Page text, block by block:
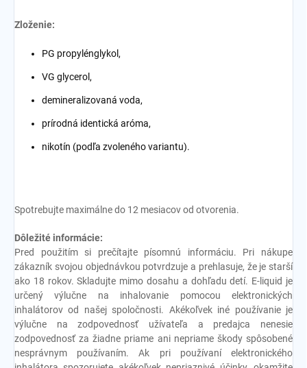
Zloženie:
PG propylénglykol,
VG glycerol,
demineralizovaná voda,
prírodná identická aróma,
nikotín (podľa zvoleného variantu).
Spotrebujte maximálne do 12 mesiacov od otvorenia.
Dôležité informácie:
Pred použitím si prečítajte písomnú informáciu. Pri nákupe
zákazník svojou objednávkou potvrdzuje a prehlasuje, že je starší
ako 18 rokov. Skladujte mimo dosahu a dohľadu detí. E-liquid je
určený výlučne na inhalovanie pomocou elektronických
inhalátorov od našej spoločnosti. Akékoľvek iné používanie je
výlučne na zodpovednosť užívateľa a predajca nenesie
zodpovednosť za žiadne priame ani nepriame škody spôsobené
nesprávnym používaním. Ak pri používaní elektronického